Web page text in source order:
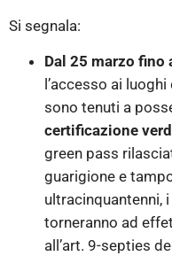
Si segnala:
Dal 25 marzo
l’accesso ai
sono tenuti a
certificazione
green pass
guarigione e
ultracinquantenni,
torneranno ad
all’art. 9-septies